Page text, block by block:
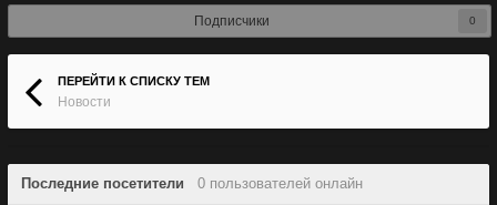
Подписчики 0
ПЕРЕЙТИ К СПИСКУ ТЕМ
Новости
Последние посетители 0 пользователей онлайн